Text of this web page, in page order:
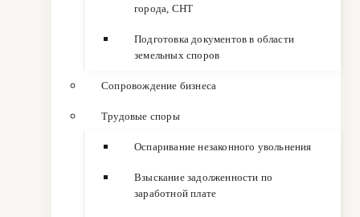
города, СНТ
Подготовка документов в области
земельных споров
Сопровождение бизнеса
Трудовые споры
Оспаривание незаконного увольнения
Взыскание задолженности по
заработной плате